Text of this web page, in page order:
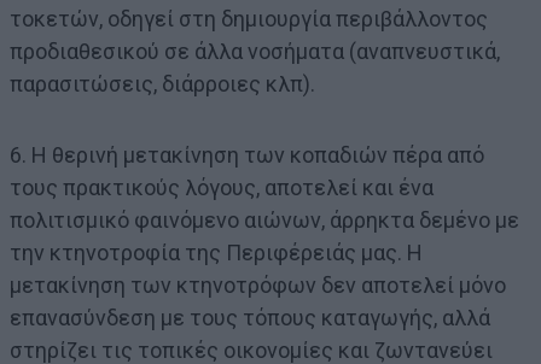
τοκετών, οδηγεί στη δημιουργία περιβάλλοντος
προδιαθεσικού σε άλλα νοσήματα (αναπνευστικά,
παρασιτώσεις, διάρροιες κλπ).
6. Η θερινή μετακίνηση των κοπαδιών πέρα από
τους πρακτικούς λόγους, αποτελεί και ένα
πολιτισμικό φαινόμενο αιώνων, άρρηκτα δεμένο με
την κτηνοτροφία της Περιφέρειάς μας. Η
μετακίνηση των κτηνοτρόφων δεν αποτελεί μόνο
επανασύνδεση με τους τόπους καταγωγής, αλλά
στηρίζει τις τοπικές οικονομίες και ζωντανεύει